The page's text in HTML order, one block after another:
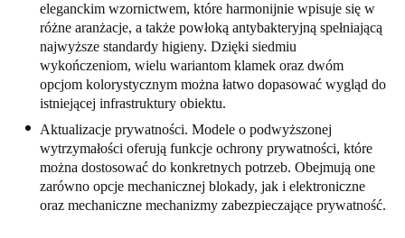
eleganckim wzornictwem, które harmonijnie wpisuje się w
różne aranżacje, a także powłoką antybakteryjną spełniającą
najwyższe standardy higieny. Dzięki siedmiu
wykończeniom, wielu wariantom klamek oraz dwóm
opcjom kolorystycznym można łatwo dopasować wygląd do
istniejącej infrastruktury obiektu.
Aktualizacje prywatności. Modele o podwyższonej
wytrzymałości oferują funkcje ochrony prywatności, które
można dostosować do konkretnych potrzeb. Obejmują one
zarówno opcje mechanicznej blokady, jak i elektroniczne
oraz mechaniczne mechanizmy zabezpieczające prywatność.